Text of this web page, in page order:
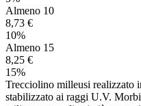
Almeno 10
8,73 €
10%
Almeno 15
8,25 €
15%
Trecciolino milleusi realizzato
stabilizzato ai raggi U.V.